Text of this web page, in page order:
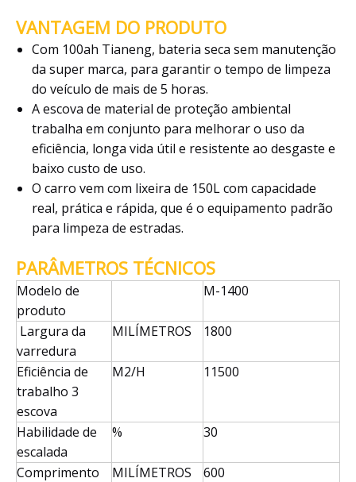
VANTAGEM DO PRODUTO
Com 100ah Tianeng, bateria seca sem manutenção
da super marca, para garantir o tempo de limpeza
do veículo de mais de 5 horas.
A escova de material de proteção ambiental
trabalha em conjunto para melhorar o uso da
eficiência, longa vida útil e resistente ao desgaste e
baixo custo de uso.
O carro vem com lixeira de 150L com capacidade
real, prática e rápida, que é o equipamento padrão
para limpeza de estradas.
PARÂMETROS TÉCNICOS
Modelo de
produto
M-1400
Largura da
varredura
MILÍMETROS 1800
Eficiência de
trabalho 3
escova
M2/H 11500
Habilidade de
escalada
% 30
Comprimento
MILÍMETROS 600